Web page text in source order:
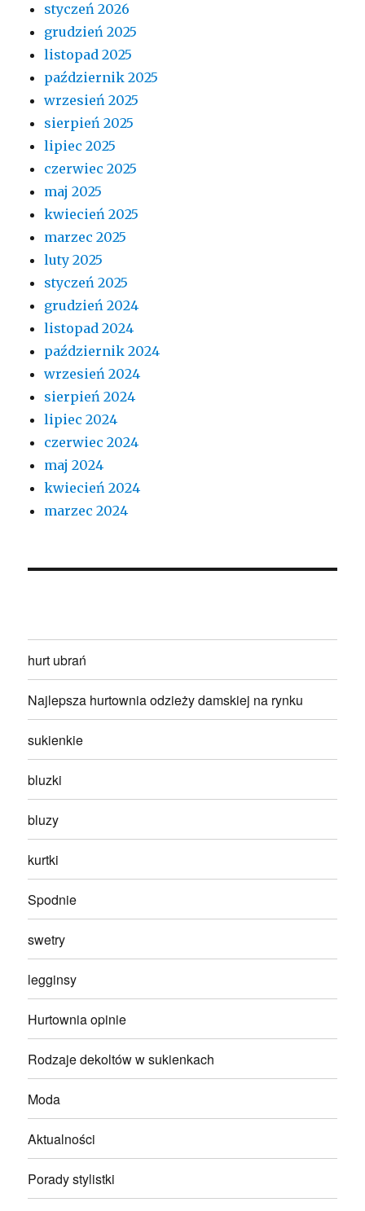
styczeń 2026
grudzień 2025
listopad 2025
październik 2025
wrzesień 2025
sierpień 2025
lipiec 2025
czerwiec 2025
maj 2025
kwiecień 2025
marzec 2025
luty 2025
styczeń 2025
grudzień 2024
listopad 2024
październik 2024
wrzesień 2024
sierpień 2024
lipiec 2024
czerwiec 2024
maj 2024
kwiecień 2024
marzec 2024
hurt ubrań
Najlepsza hurtownia odzieży damskiej na rynku
sukienkie
bluzki
bluzy
kurtki
Spodnie
swetry
legginsy
Hurtownia opinie
Rodzaje dekoltów w sukienkach
Moda
Aktualności
Porady stylistki